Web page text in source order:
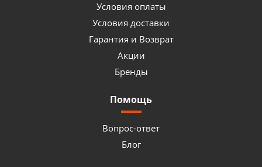
Условия оплаты
Условия доставки
Гарантия и Возврат
Акции
Бренды
Помощь
Вопрос-ответ
Блог